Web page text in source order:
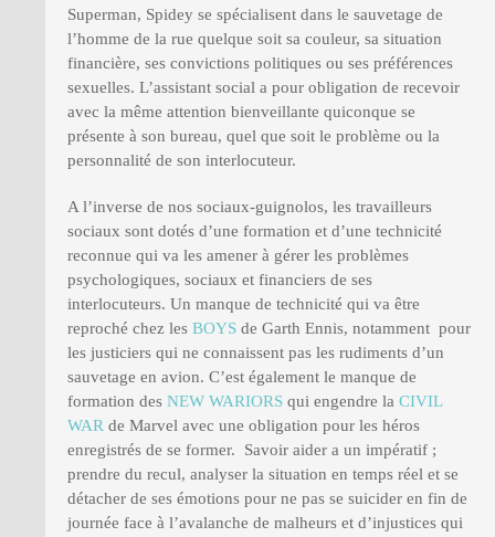
Superman, Spidey se spécialisent dans le sauvetage de
l’homme de la rue quelque soit sa couleur, sa situation
financière, ses convictions politiques ou ses préférences
sexuelles. L’assistant social a pour obligation de recevoir
avec la même attention bienveillante quiconque se
présente à son bureau, quel que soit le problème ou la
personnalité de son interlocuteur.
A l’inverse de nos sociaux-guignolos, les travailleurs
sociaux sont dotés d’une formation et d’une technicité
reconnue qui va les amener à gérer les problèmes
psychologiques, sociaux et financiers de ses
interlocuteurs. Un manque de technicité qui va être
reproché chez les BOYS de Garth Ennis, notamment pour
les justiciers qui ne connaissent pas les rudiments d’un
sauvetage en avion. C’est également le manque de
formation des NEW WARIORS qui engendre la CIVIL
WAR de Marvel avec une obligation pour les héros
enregistrés de se former. Savoir aider a un impératif ;
prendre du recul, analyser la situation en temps réel et se
détacher de ses émotions pour ne pas se suicider en fin de
journée face à l’avalanche de malheurs et d’injustices qui